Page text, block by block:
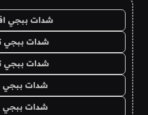
شدات ببجي
شدات ببجي
شدات ببجي
شدات ببجي
شدات ببجي